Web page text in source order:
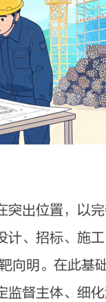
出位置，以
、招标、施
向明。在此基
督主体、细